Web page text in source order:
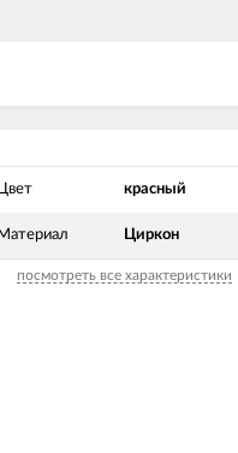
Цвет красный
Материал Циркон
посмотреть все характеристики